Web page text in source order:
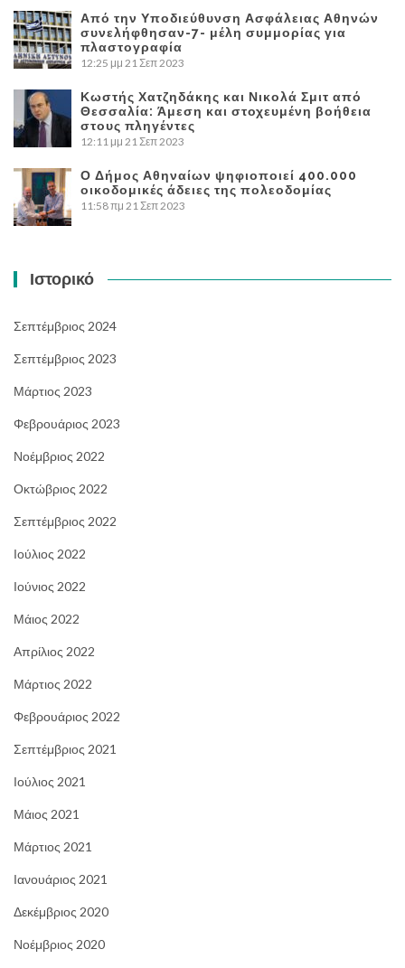
Από την Υποδιεύθυνση Ασφάλειας Αθηνών
συνελήφθησαν-7- μέλη συμμορίας για
πλαστογραφία
12:25 μμ 21 Σεπ 2023
Κωστής Χατζηδάκης και Νικολά Σμιτ από
Θεσσαλία: Άμεση και στοχευμένη βοήθεια
στους πληγέντες
12:11 μμ 21 Σεπ 2023
Ο Δήμος Αθηναίων ψηφιοποιεί 400.000
οικοδομικές άδειες της πολεοδομίας
11:58 πμ 21 Σεπ 2023
Ιστορικό
Σεπτέμβριος 2024
Σεπτέμβριος 2023
Μάρτιος 2023
Φεβρουάριος 2023
Νοέμβριος 2022
Οκτώβριος 2022
Σεπτέμβριος 2022
Ιούλιος 2022
Ιούνιος 2022
Μάιος 2022
Απρίλιος 2022
Μάρτιος 2022
Φεβρουάριος 2022
Σεπτέμβριος 2021
Ιούλιος 2021
Μάιος 2021
Μάρτιος 2021
Ιανουάριος 2021
Δεκέμβριος 2020
Νοέμβριος 2020